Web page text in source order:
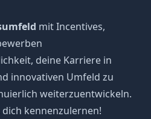
mit Incentives,
deine Karriere in
innovativen Umfeld zu
weiterzuentwickeln.
kennenzulernen!